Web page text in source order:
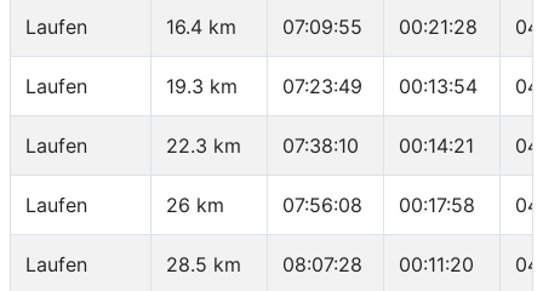
Laufen 16.4 km 07:09:55 00:21:28
Laufen 19.3 km 07:23:49 00:13:54
Laufen 22.3 km 07:38:10 00:14:21
Laufen 26 km 07:56:08 00:17:58
Laufen 28.5 km 08:07:28 00:11:20